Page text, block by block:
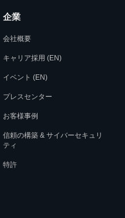
企業
会社概要
キャリア採用 (EN)
イベント (EN)
プレスセンター
お客様事例
信頼の構築 & サイバーセキュリ
ティ
特許